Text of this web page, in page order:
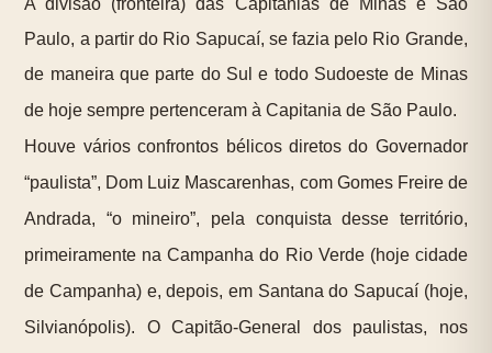
A divisão (fronteira) das Capitanias de Minas e São
Paulo, a partir do Rio Sapucaí, se fazia pelo Rio Grande,
de maneira que parte do Sul e todo Sudoeste de Minas
de hoje sempre pertenceram à Capitania de São Paulo.
Houve vários confrontos bélicos diretos do Governador
“paulista”, Dom Luiz Mascarenhas, com Gomes Freire de
Andrada, “o mineiro”, pela conquista desse território,
primeiramente na Campanha do Rio Verde (hoje cidade
de Campanha) e, depois, em Santana do Sapucaí (hoje,
Silvianópolis). O Capitão-General dos paulistas, nos